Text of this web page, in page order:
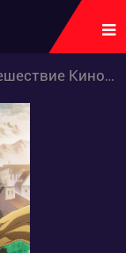
Кино: Прекрасный мир (2017)